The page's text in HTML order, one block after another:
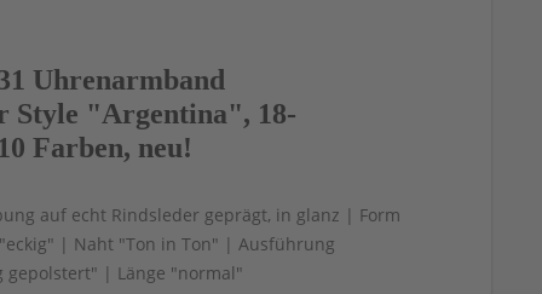
Uhrenarmband
Style "Argentina", 18-
Farben, neu!
auf echt Rindsleder geprägt, in glanz | Form
| Naht "Ton in Ton" | Ausführung
gepolstert" | Länge "normal"